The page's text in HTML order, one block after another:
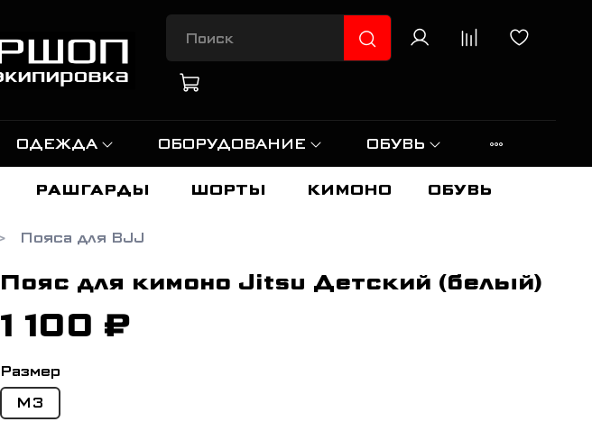
ОДЕЖДА ОБОРУДОВАНИЕ ОБУВЬ
РАШГАРДЫ ШОРТЫ КИМОНО ОБУВЬ
Пояса для BJJ
Пояс для кимоно Jitsu Детский (белый)
1 100 ₽
Размер
M3